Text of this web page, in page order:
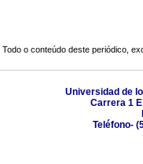
Todo o conteúdo deste periódico,
Universidad de
Carrera 1
Teléfono-